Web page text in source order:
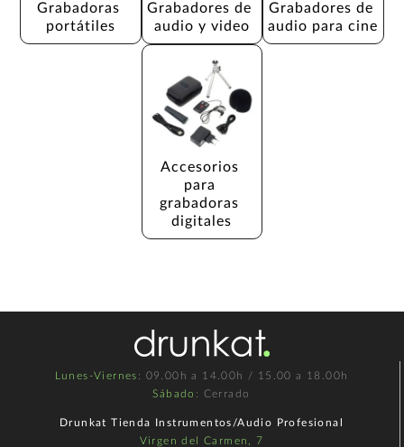
Grabadoras
portátiles
Grabadores de
audio y video
Grabadores de
audio para cine
Accesorios
para
grabadoras
digitales
Lunes-Viernes : 09.00h a 14.00h / 15.00 a 18.00h
Sábado : Cerrado
Drunkat Tienda Instrumentos/Audio Profesional
Virgen del Carmen, 7